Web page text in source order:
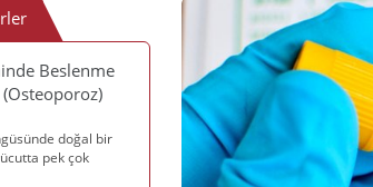
Beslenme
doğal bir
pek çok